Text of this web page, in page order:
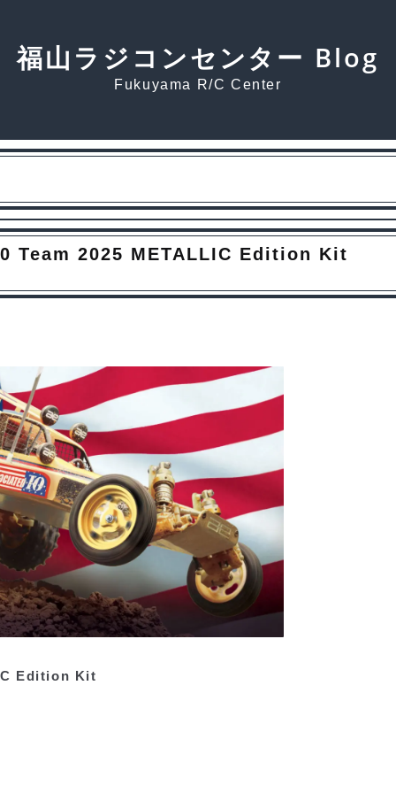
福山ラジコンセンター Blog
Fukuyama R/C Center
Team 2025 METALLIC Edition Kit
Edition Kit